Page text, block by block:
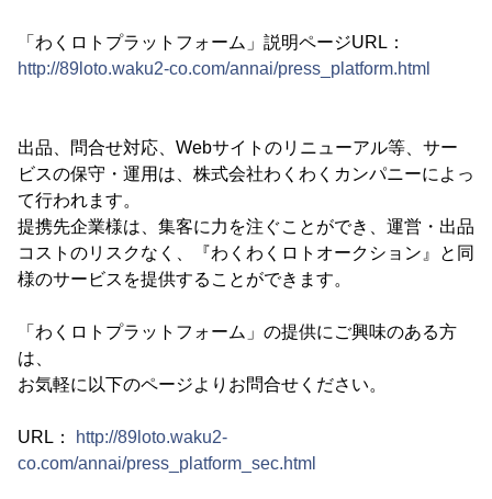
「わくロトプラットフォーム」説明ページURL：
http://89loto.waku2-co.com/annai/press_platform.html
出品、問合せ対応、Webサイトのリニューアル等、サー
ビスの保守・運用は、株式会社わくわくカンパニーによっ
て行われます。
提携先企業様は、集客に力を注ぐことができ、運営・出品
コストのリスクなく、『わくわくロトオークション』と同
様のサービスを提供することができます。
「わくロトプラットフォーム」の提供にご興味のある方
は、
お気軽に以下のページよりお問合せください。
URL：
http://89loto.waku2-
co.com/annai/press_platform_sec.html